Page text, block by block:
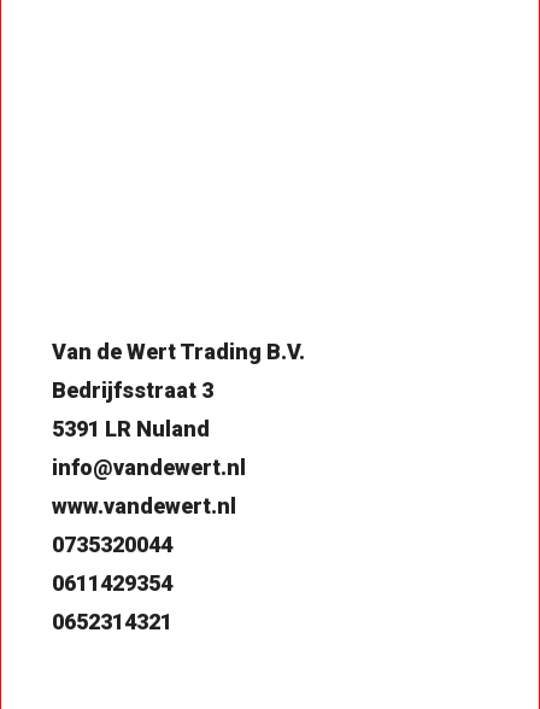
Van de Wert Trading B.V.
Bedrijfsstraat 3
5391 LR Nuland
info@vandewert.nl
www.vandewert.nl
0735320044
0611429354
0652314321